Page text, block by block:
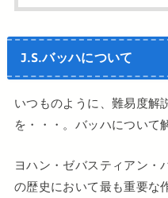
J.S.バッハについて
いつものように、難易度解
を・・・。バッハについて
ヨハン・ゼバスティアン
の歴史において最も重要な